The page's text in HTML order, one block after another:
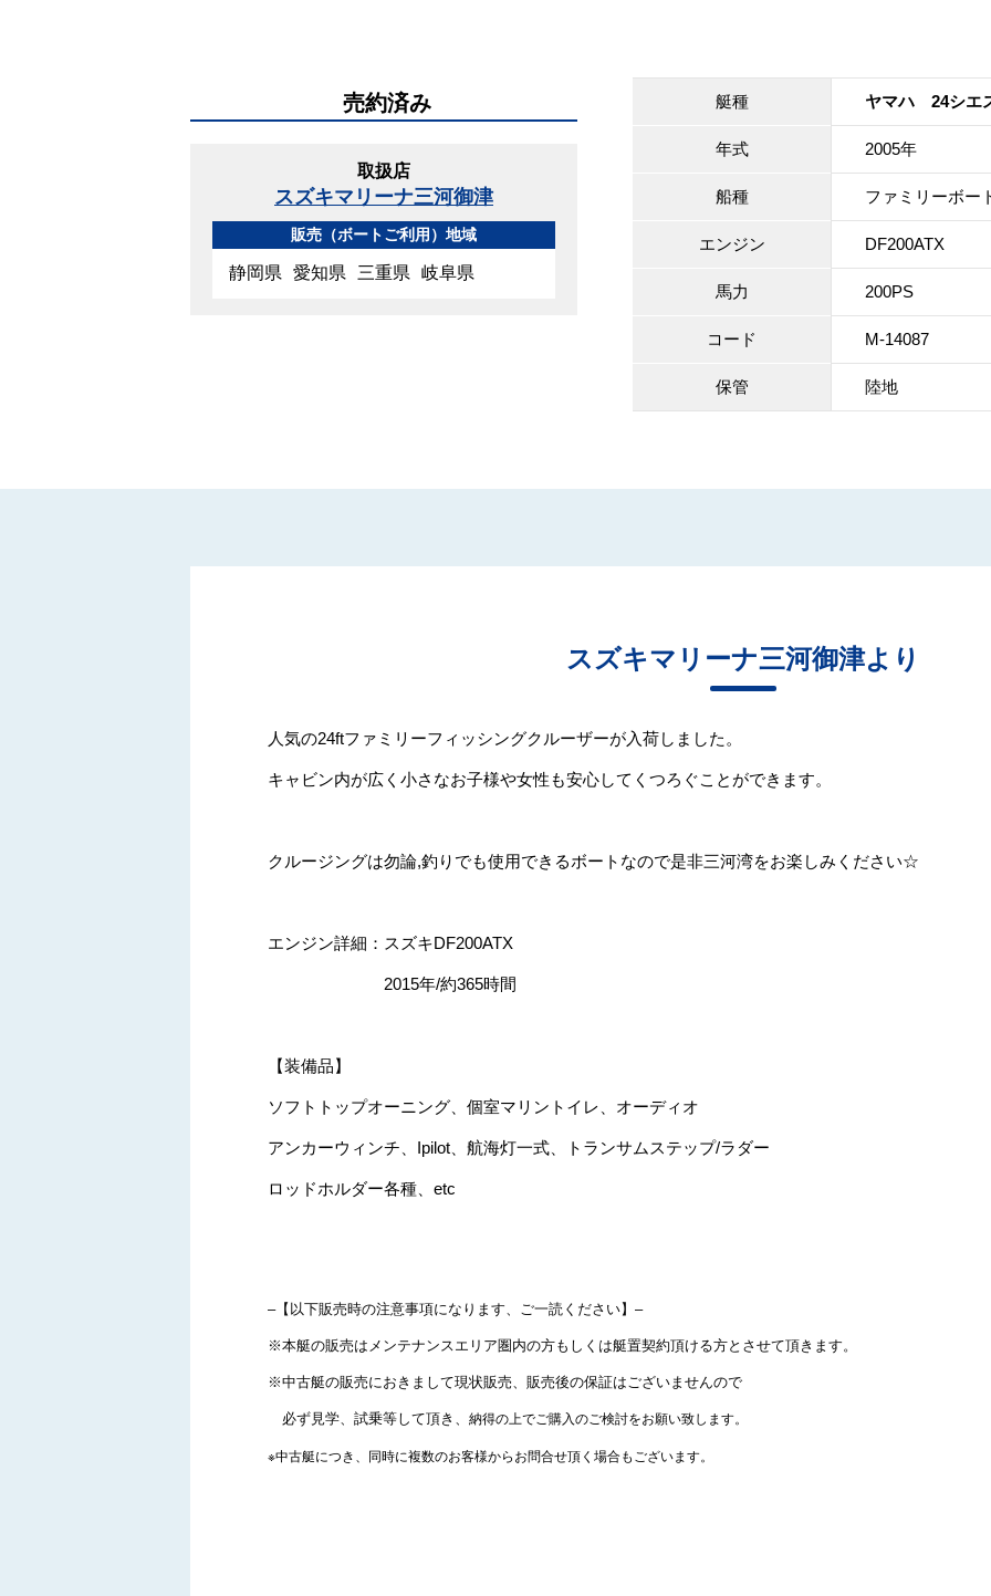
売約済み
取扱店
スズキマリーナ三河御津
販売（ボートご利用）地域
静岡県 愛知県 三重県 岐阜県
艇種 ヤマハ 24シエ
年式 2005年
船種 ファミリーボー
エンジン DF200ATX
馬力 200PS
コード M-14087
保管 陸地
スズキマリーナ三河御津より
人気の24ftファミリーフィッシングクルーザーが入荷しました。
キャビン内が広く小さなお子様や女性も安心してくつろぐことができます。
クルージングは勿論,釣りでも使用できるボートなので是非三河湾をお楽しみください☆
エンジン詳細：スズキDF200ATX
2015年/約365時間
【装備品】
ソフトトップオーニング、個室マリントイレ、オーディオ
アンカーウィンチ、Ipilot、航海灯一式、トランサムステップ/ラダー
ロッドホルダー各種、etc
–【以下販売時の注意事項になります、ご一読ください】–
※本艇の販売はメンテナンスエリア圏内の方もしくは艇置契約頂ける方とさせて頂きます。
※中古艇の販売におきまして現状販売、販売後の保証はございませんので
必ず見学、試乗等して頂き、 納得の上でご購入のご検討をお願い致します。
※中古艇につき、同時に複数のお客様からお問合せ頂く場合もございます。